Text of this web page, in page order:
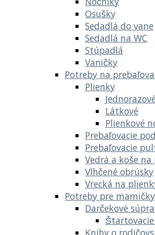
Osušky
Sedadlá do vane
Sedadlá na WC
Stúpadlá
Vaničky
Potreby na
Plienky
Látkové
Plienkové
Prebaľovacie
Prebaľovacie
Vedrá a koše
Vlhčené obrúsky
Vrecká na
Potreby pre mamičky
Darčekové
Knihy o